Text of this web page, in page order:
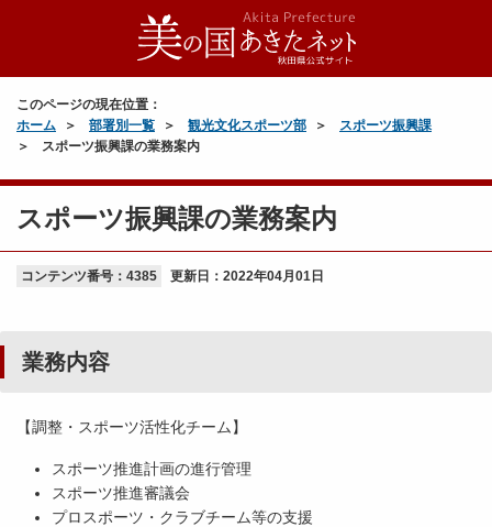
このページの現在位置：
ホーム
部署別一覧 観光文化スポーツ部
スポーツ振興課
スポーツ振興課の業務案内
スポーツ振興課の業務案内
コンテンツ番号：4385 更新日： 2022年04月01日
業務内容
【調整・スポーツ活性化チーム】
スポーツ推進計画の進行管理
スポーツ推進審議会
プロスポーツ・クラブチーム等の支援